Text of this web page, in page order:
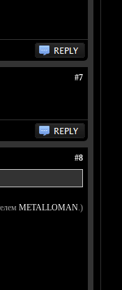
#7
#8
METALLOMAN.)